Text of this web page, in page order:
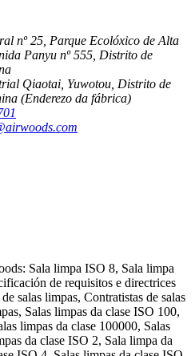
nº 25, Parque Ecolóxico de Alta
Panyu nº 555, Distrito de
Qiaotai, Yuwotou, Distrito de
(Enderezo da fábrica)
Sala limpa ISO 8, Sala limpa
de requisitos e directrices
salas limpas, Contratistas de salas
Salas limpas da clase ISO 100,
limpas da clase 100000, Salas
da clase ISO 2, Sala limpa da